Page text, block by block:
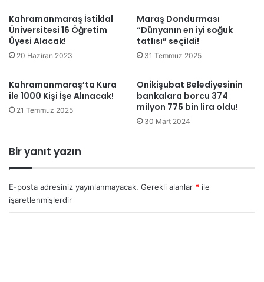
Kahramanmaraş İstiklal
Üniversitesi 16 Öğretim
Üyesi Alacak!
20 Haziran 2023
Maraş Dondurması
“Dünyanın en iyi soğuk
tatlısı” seçildi!
31 Temmuz 2025
Kahramanmaraş’ta Kura
ile 1000 Kişi İşe Alınacak!
21 Temmuz 2025
Onikişubat Belediyesinin
bankalara borcu 374
milyon 775 bin lira oldu!
30 Mart 2024
Bir yanıt yazın
E-posta adresiniz yayınlanmayacak. Gerekli alanlar * ile
işaretlenmişlerdir